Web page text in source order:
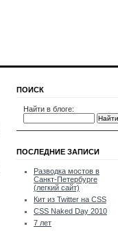
ПОИСК
Найти в блоге:
ПОСЛЕДНИЕ ЗАПИСИ
Разводка мостов в
Санкт-Петербурге
(легкий сайт)
Кит из Twitter на CSS
CSS Naked Day 2010
7 лет